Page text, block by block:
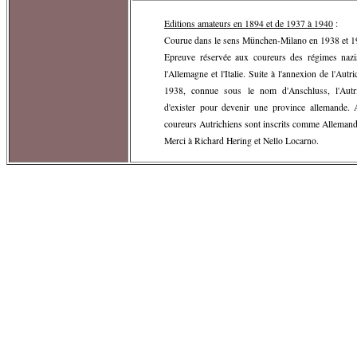
Editions amateurs en 1894 et de 1937 à 1940 :
Courue dans le sens München-Milano en 1938 et
Epreuve réservée aux coureurs des régimes
l'Allemagne et l'Italie. Suite à l'annexion de
1938, connue sous le nom d'Anschluss,
d'exister pour devenir une province
coureurs Autrichiens sont inscrits comme
Merci à Richard Hering et Nello Locarno.